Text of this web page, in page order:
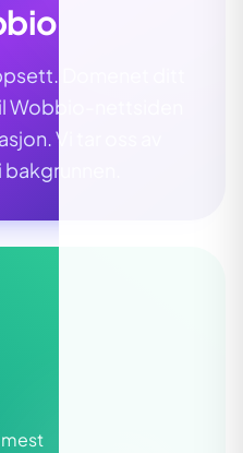
Domenet ditt
Wobbio-nettsiden
Vi tar oss av